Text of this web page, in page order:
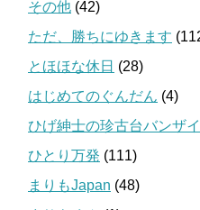
その他 (42)
ただ、勝ちにゆきます
とほほな休日 (28)
はじめてのぐんだん (4)
ひげ紳士の珍古台バンザイ
ひとり万発 (111)
まりもJapan (48)